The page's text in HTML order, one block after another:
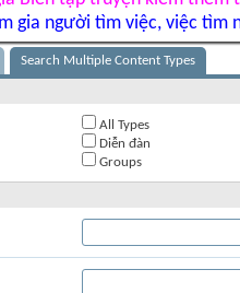
gia người tìm việc, việc tìm
Search Multiple Content Types
All Types
Diễn đàn
Groups